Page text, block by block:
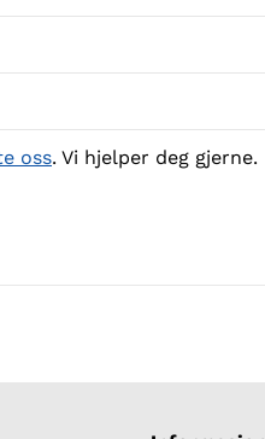
oss. Vi hjelper deg gjerne.